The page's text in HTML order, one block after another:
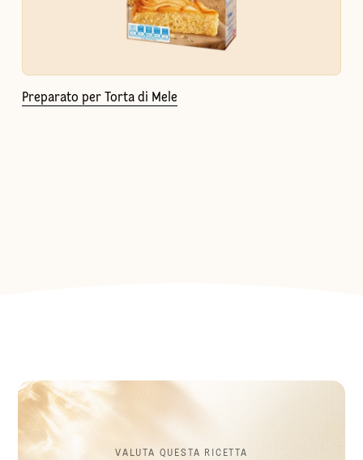
Preparato per Torta di Mele
VALUTA QUESTA RICETTA